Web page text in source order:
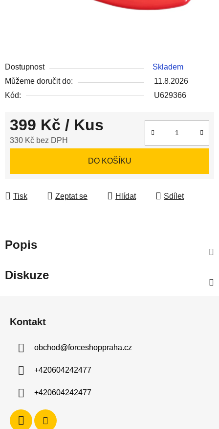
Dostupnost
Skladem
Můžeme doručit do:
11.8.2026
Kód:
U629366
399 Kč / Kus
330 Kč bez DPH
DO KOŠÍKU
Tisk Zeptat se Hlídat Sdílet
Popis
Diskuze
Kontakt
obchod@forceshoppraha.cz
+420604242477
+420604242477